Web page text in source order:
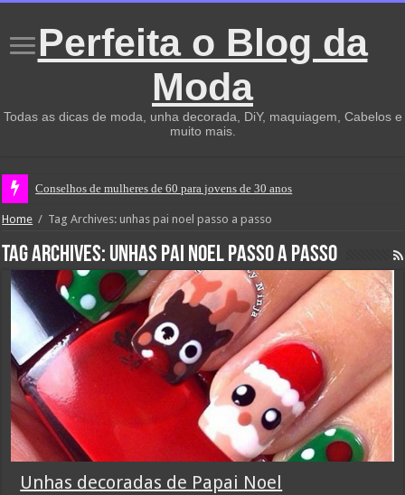
Perfeita o Blog da
Moda
Todas as dicas de moda, unha decorada, DiY, maquiagem, Cabelos e
muito mais.
Conselhos de mulheres de 60 para jovens de 30 anos
Home / Tag Archives: unhas pai noel passo a passo
Tag Archives: unhas pai noel passo a passo
Unhas decoradas de Papai Noel